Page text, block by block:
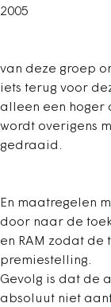
2005
van deze groep
iets terug voor
alleen een hoger
wordt overigens
gedraaid.
En maatregelen
door naar de
en RAM zodat de
premiestelling.
Gevolg is dat de
absoluut niet